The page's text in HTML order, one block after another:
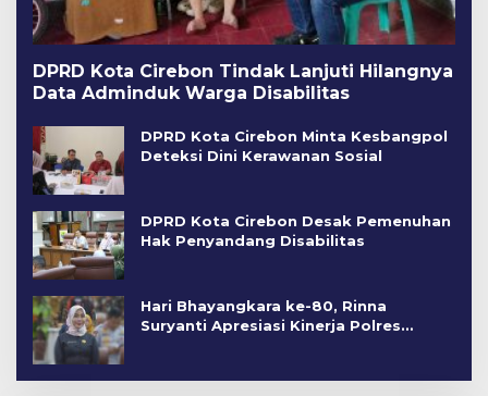
DPRD Kota Cirebon Tindak Lanjuti Hilangnya
Data Adminduk Warga Disabilitas
DPRD Kota Cirebon Minta Kesbangpol
Deteksi Dini Kerawanan Sosial
DPRD Kota Cirebon Desak Pemenuhan
Hak Penyandang Disabilitas
Hari Bhayangkara ke-80, Rinna
Suryanti Apresiasi Kinerja Polres